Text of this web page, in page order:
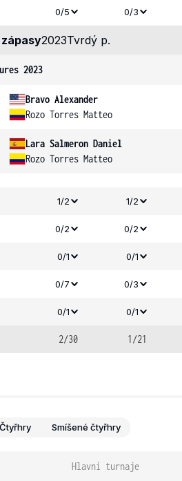
0/5 0/3
2023Tvrdý p.
2023
Bravo Alexander
Rozo Torres Matteo
Lara Salmeron Daniel
Rozo Torres Matteo
1/2 1/2
0/2 0/2
0/1 0/1
0/7 0/3
0/1 0/1
2/30 1/21
Čtyřhry Smíšené čtyřhry
Hlavní turnaje